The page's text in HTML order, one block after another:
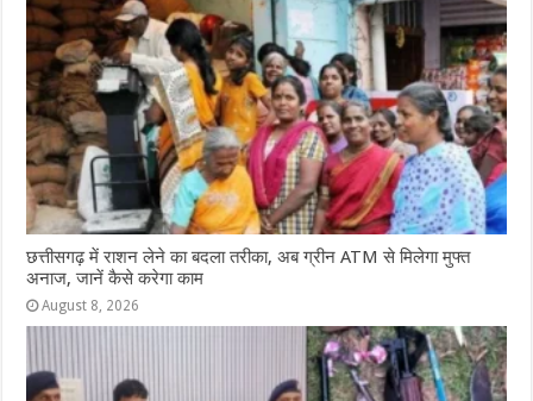
छत्तीसगढ़ में राशन लेने का बदला तरीका, अब ग्रीन ATM से मिलेगा मुफ्त
अनाज, जानें कैसे करेगा काम
August 8, 2026